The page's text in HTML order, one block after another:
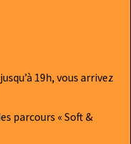
19h, vous arrivez
parcours « Soft &